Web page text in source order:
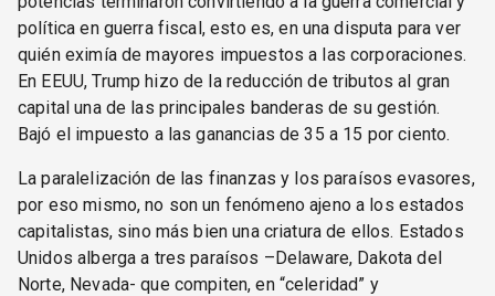
política en guerra fiscal, esto es, en una disputa para ver
quién eximía de mayores impuestos a las corporaciones.
En EEUU, Trump hizo de la reducción de tributos al gran
capital una de las principales banderas de su gestión.
Bajó el impuesto a las ganancias de 35 a 15 por ciento.
La paralelización de las finanzas y los paraísos evasores,
por eso mismo, no son un fenómeno ajeno a los estados
capitalistas, sino más bien una criatura de ellos. Estados
Unidos alberga a tres paraísos –Delaware, Dakota del
Norte, Nevada- que compiten, en “celeridad” y